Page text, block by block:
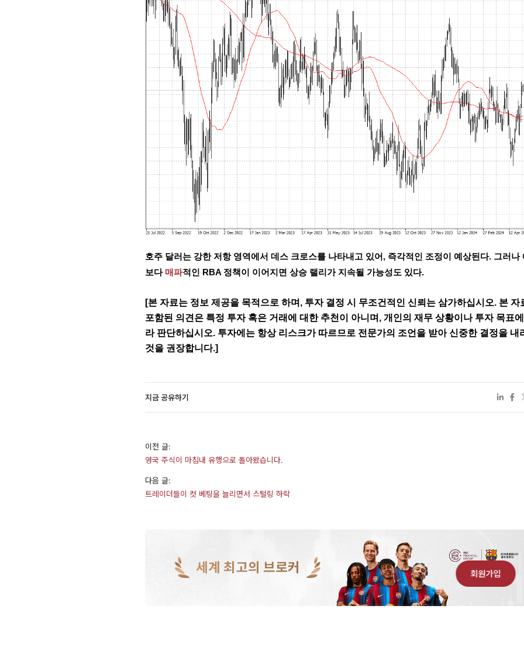
호주 달러는 강한 저항 영역에서 데스 크로스를 나타내고 있어, 즉각적인 조정이 예상된다. 그러나
보다 매파적인 RBA 정책이 이어지면 상승 랠리가 지속될 가능성도 있다.
[본 자료는 정보 제공을 목적으로 하며, 투자 결정 시 무조건적인 신뢰는 삼가하십시오. 본 자
포함된 의견은 특정 투자 혹은 거래에 대한 추천이 아니며, 개인의 재무 상황이나 투자 목표
라 판단하십시오. 투자에는 항상 리스크가 따르므로 전문가의 조언을 받아 신중한 결정을 내
것을 권장합니다.]
지금 공유하기
이전 글:
영국 주식이 마침내 유행으로 돌아왔습니다.
다음 글:
트레이더들이 컷 베팅을 늘리면서 스털링 하락
세계 최고의 브로커 회원가입